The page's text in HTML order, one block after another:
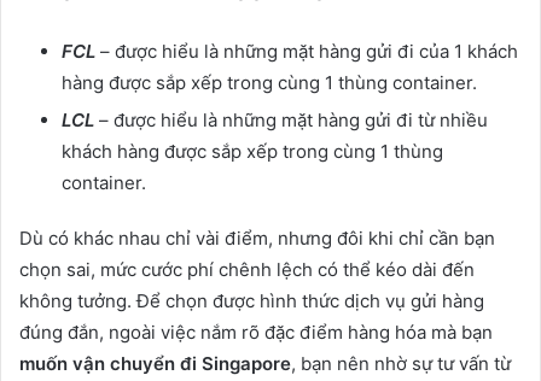
FCL – được hiểu là những mặt hàng gửi đi của 1 khách
hàng được sắp xếp trong cùng 1 thùng container.
LCL – được hiểu là những mặt hàng gửi đi từ nhiều
khách hàng được sắp xếp trong cùng 1 thùng
container.
Dù có khác nhau chỉ vài điểm, nhưng đôi khi chỉ cần bạn
chọn sai, mức cước phí chênh lệch có thể kéo dài đến
không tưởng. Để chọn được hình thức dịch vụ gửi hàng
đúng đắn, ngoài việc nắm rõ đặc điểm hàng hóa mà bạn
muốn vận chuyển đi Singapore, bạn nên nhờ sự tư vấn từ